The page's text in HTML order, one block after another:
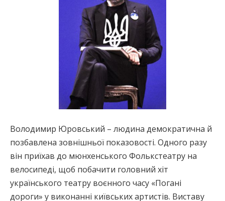
Володимир Юровський – людина демократична й
позбавлена зовнішньої показовості. Одного разу
він приїхав до мюнхенського Фолькстеатру на
велосипеді, щоб побачити головний хіт
українського театру воєнного часу «Погані
дороги» у виконанні київських артистів. Виставу